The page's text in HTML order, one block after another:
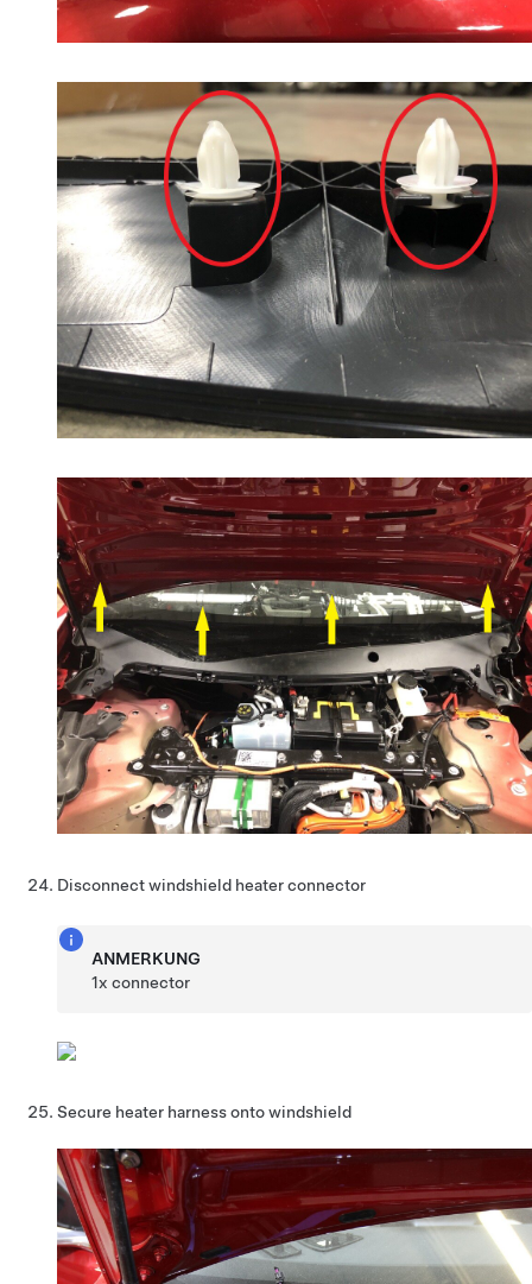
Disconnect windshield heater connector
ANMERKUNG
1x connector
Secure heater harness onto windshield